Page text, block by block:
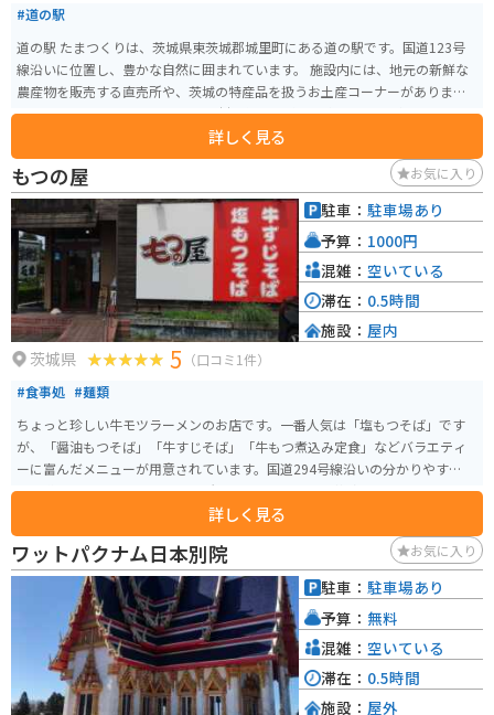
#道の駅
道の駅 たまつくりは、茨城県東茨城郡城里町にある道の駅です。国道123号
線沿いに位置し、豊かな自然に囲まれています。 施設内には、地元の新鮮な
農産物を販売する直売所や、茨城の特産品を扱うお土産コーナーがありま
す。 レストランでは、地元産の食材を使った料理を楽しむことができます。
特に、常陸秋そばはおすすめです。 バイクでのツーリングにも最適な場所
で、駐車場も広々としています。 周辺には、御前山県立自然公園や、日本三
名瀑の一つである袋田の滝など、観光スポットも充実しています。 自然豊か
な場所で休憩したい方、地元の美味しいものを食べたい方、観光の拠点を探
している方におすすめの道の駅です。
詳しく見る
もつの屋 お気に入り
茨城県 5 （口コミ1件）
#食事処 #麺類
ちょっと珍しい牛モツラーメンのお店です。一番人気は「塩もつそば」です
が、「醤油もつそば」「牛すじそば」「牛もつ煮込み定食」などバラエティ
ーに富んだメニューが用意されています。国道294号線沿いの分かりやすい、
常磐道からのアクセスも良い場所にあります。モツは芝浦食肉市場から仕入
詳しく見る
駐車： 駐車場あり
予算： 1000円
混雑： 空いている
滞在： 0.5時間
施設： 屋内
ワットパクナム日本別院 お気に入り
駐車： 駐車場あり
予算： 無料
混雑： 空いている
滞在： 0.5時間
施設： 屋外